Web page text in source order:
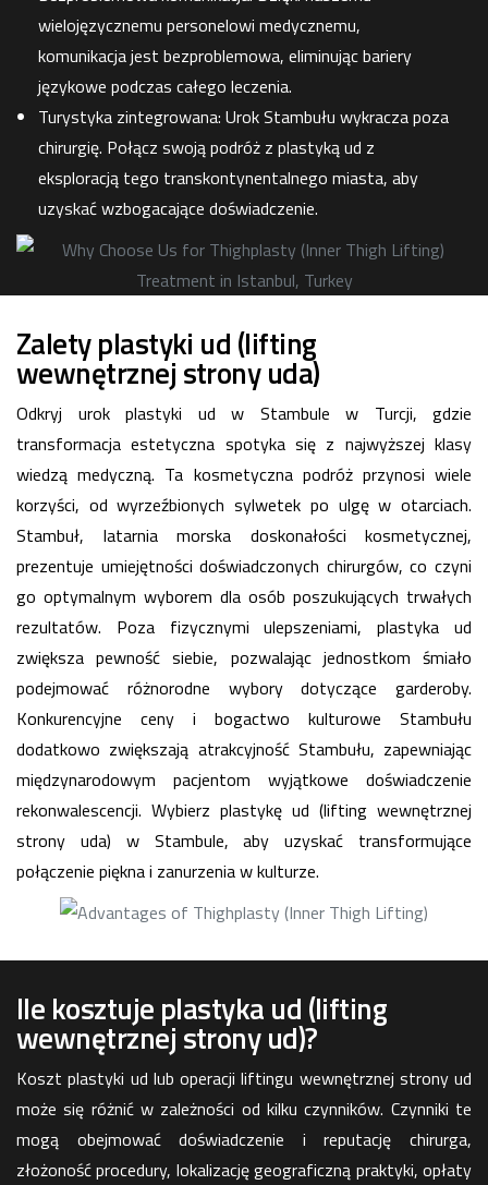
wielojęzycznemu personelowi medycznemu,
komunikacja jest bezproblemowa, eliminując bariery
językowe podczas całego leczenia.
Turystyka zintegrowana: Urok Stambułu wykracza poza
chirurgię. Połącz swoją podróż z plastyką ud z
eksploracją tego transkontynentalnego miasta, aby
uzyskać wzbogacające doświadczenie.
Zalety plastyki ud (lifting
wewnętrznej strony uda)
Odkryj urok plastyki ud w Stambule w Turcji, gdzie
transformacja estetyczna spotyka się z najwyższej klasy
wiedzą medyczną. Ta kosmetyczna podróż przynosi wiele
korzyści, od wyrzeźbionych sylwetek po ulgę w otarciach.
Stambuł, latarnia morska doskonałości kosmetycznej,
prezentuje umiejętności doświadczonych chirurgów, co czyni
go optymalnym wyborem dla osób poszukujących trwałych
rezultatów. Poza fizycznymi ulepszeniami, plastyka ud
zwiększa pewność siebie, pozwalając jednostkom śmiało
podejmować różnorodne wybory dotyczące garderoby.
Konkurencyjne ceny i bogactwo kulturowe Stambułu
dodatkowo zwiększają atrakcyjność Stambułu, zapewniając
międzynarodowym pacjentom wyjątkowe doświadczenie
rekonwalescencji. Wybierz plastykę ud (lifting wewnętrznej
strony uda) w Stambule, aby uzyskać transformujące
połączenie piękna i zanurzenia w kulturze.
Ile kosztuje plastyka ud (lifting
wewnętrznej strony ud)?
Koszt plastyki ud lub operacji liftingu wewnętrznej strony ud
może się różnić w zależności od kilku czynników. Czynniki te
mogą obejmować doświadczenie i reputację chirurga,
złożoność procedury, lokalizację geograficzną praktyki, opłaty